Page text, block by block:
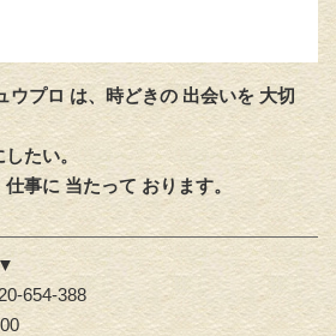
ウプロ は、時どきの 出会いを 大切
たい。
事に 当たって おります。
654-388